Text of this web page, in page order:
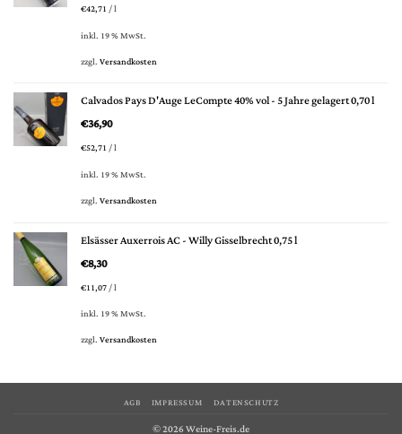
€42,71/l
inkl. 19 % MwSt.
zzgl.Versandkosten
Calvados Pays D'Auge LeCompte 40% vol - 5 Jahre gelagert 0,70 l
€36,90
€52,71/l
inkl. 19 % MwSt.
zzgl.Versandkosten
Elsässer Auxerrois AC - Willy Gisselbrecht 0,75 l
€8,30
€11,07/l
inkl. 19 % MwSt.
zzgl.Versandkosten
AGB IMPRESSUM DATENSCHUTZ
© 2026 Weine-Freis.de